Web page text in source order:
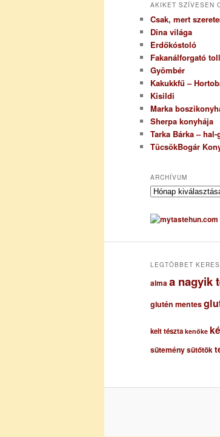
AKIKET SZÍVESEN
Csak, mert
Dina világa
Erdőkóstoló
Fakanálforgató
Gyömbér
Kakukkfű –
Kisildi
Marka
Sherpa konyhája
Tarka Bárka –
TücsökBogár
ARCHÍVUM
A
c
h
uLEGTÖBBET
almaa nagyik
glutén mentes
kelt tészta kenőke
süteménysütőtök